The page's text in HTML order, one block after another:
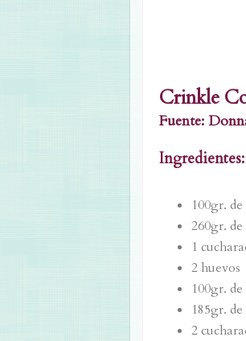
Crinkle
Fuente:
Ingredientes:
100gr.
260gr.
1
2 huevos
100gr.
185gr.
2